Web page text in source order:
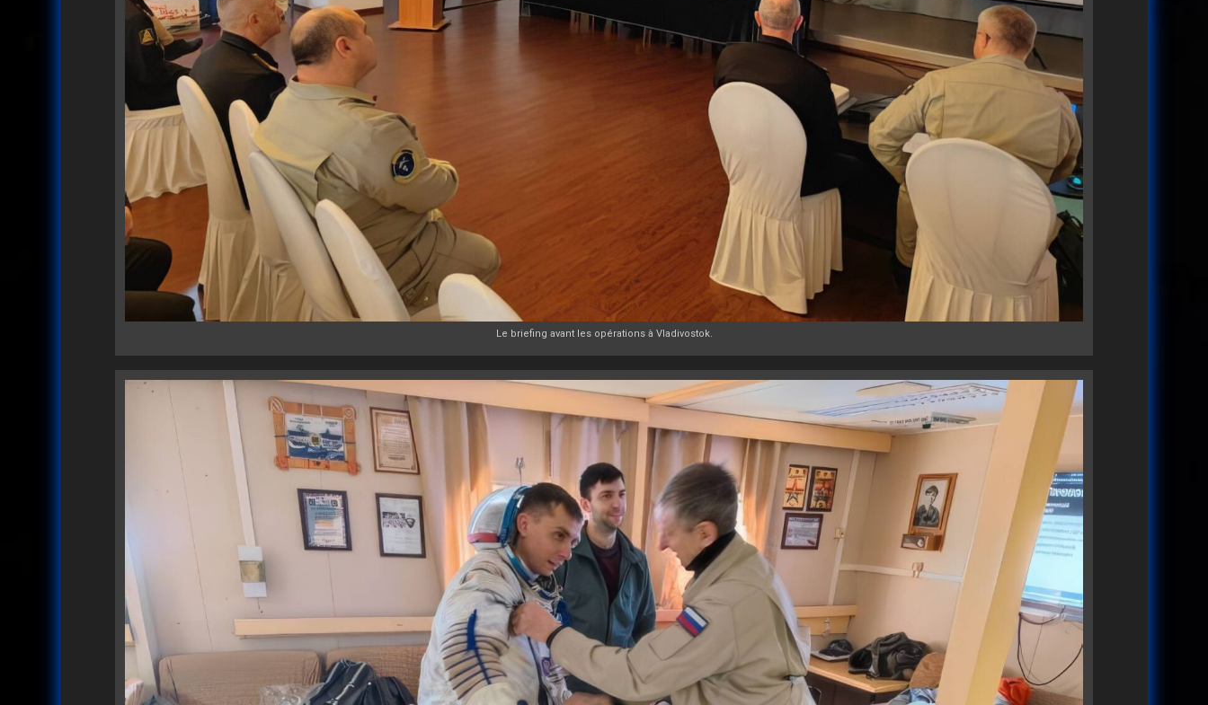
Le briefing avant les opérations à Vladivostok.